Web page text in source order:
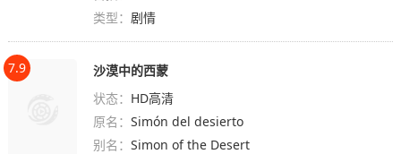
类型： 剧情
7.9
沙漠中的西蒙
状态： HD高清
原名：Simón del desierto
别名：Simon of the Desert